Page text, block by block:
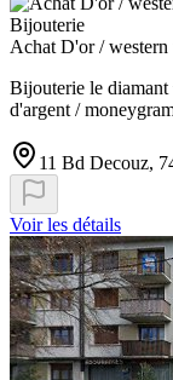
Bijouterie
Achat D'or / western
Bijouterie le
d'argent /
11 Bd Decouz,
Voir les détails